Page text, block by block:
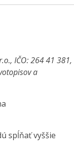
IČO: 264 41 381,
a
spĺňať vyššie